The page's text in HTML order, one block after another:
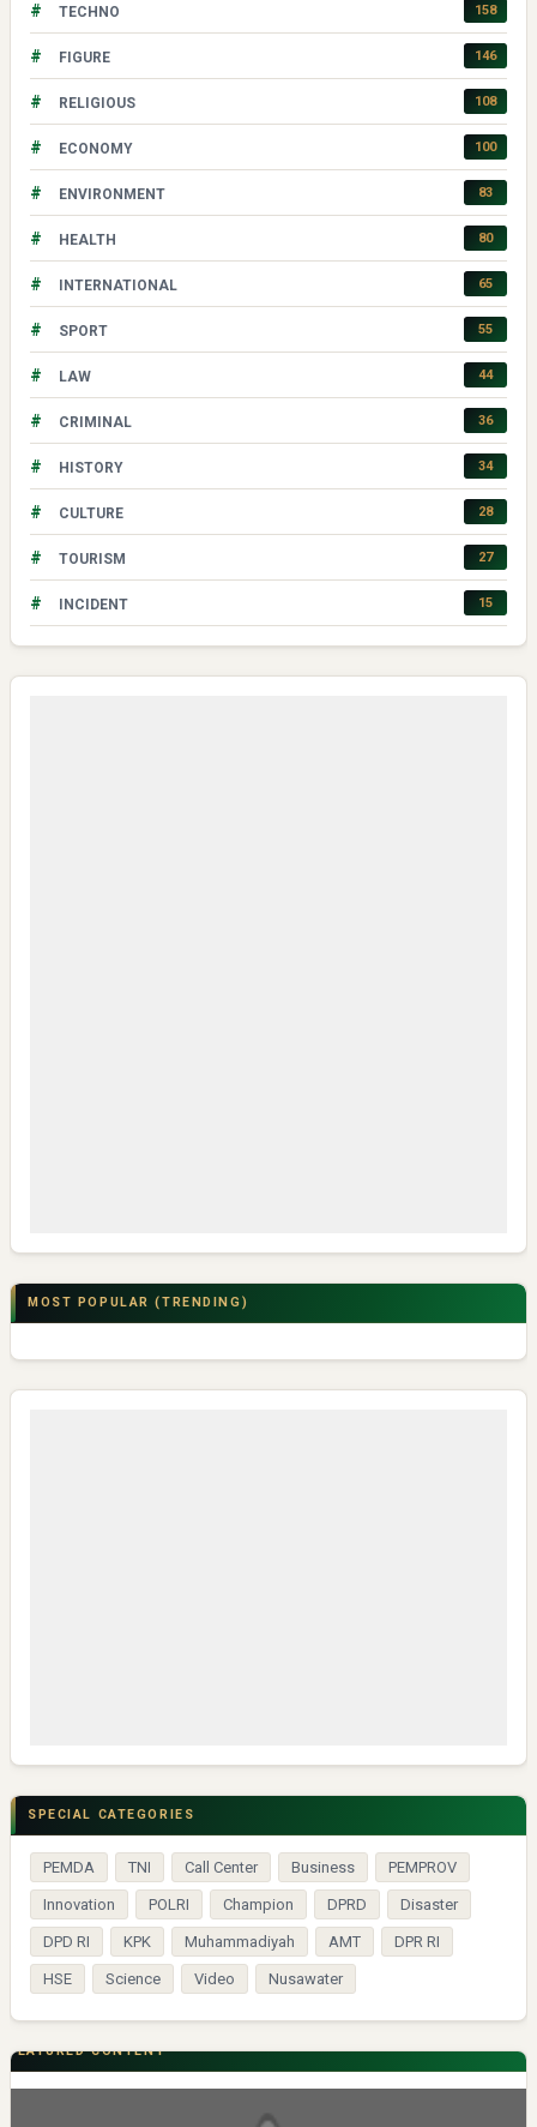
# TECHNO 158
# FIGURE 146
# RELIGIOUS 108
# ECONOMY 100
# ENVIRONMENT 83
# HEALTH 80
# INTERNATIONAL 65
# SPORT 55
# LAW 44
# CRIMINAL 36
# HISTORY 34
# CULTURE 28
# TOURISM 27
# INCIDENT 15
MOST POPULAR (TRENDING)
SPECIAL CATEGORIES
PEMDA TNI Call Center Business PEMPROV
Innovation POLRI Champion DPRD Disaster
DPD RI KPK Muhammadiyah AMT DPR RI
HSE Science Video Nusawater
FEATURED CONTENT